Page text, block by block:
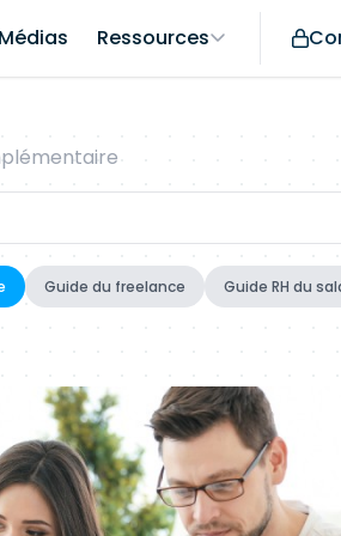
Médias Ressources
Guide du freelance Guide RH du